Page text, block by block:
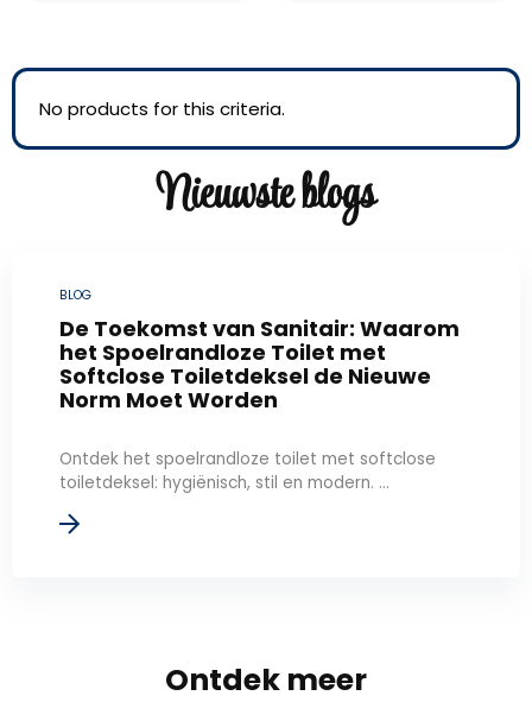
douche
incl.
Duroplast
Soft-
1102
e)
No products for this criteria.
Nieuwste blogs
BLOG
De Toekomst van Sanitair: Waarom
het Spoelrandloze Toilet met
Softclose Toiletdeksel de Nieuwe
Norm Moet Worden
Ontdek het spoelrandloze toilet met softclose
toiletdeksel: hygiënisch, stil en modern. ...
Ontdek meer